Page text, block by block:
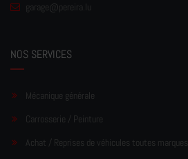
garage@pereira.lu
NOS SERVICES
Mécanique générale
Carrosserie / Peinture
Achat / Reprises de véhicules toutes marques